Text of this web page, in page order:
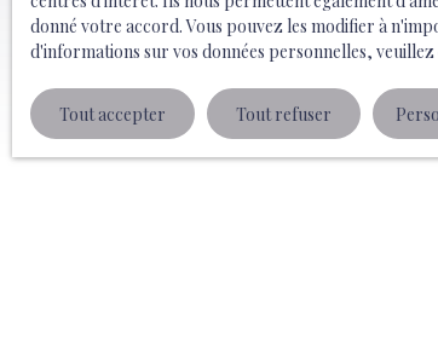
donné votre accord. Vous pouvez les modifier à
d'informations sur vos données personnelles,
Tout accepter Tout refuser